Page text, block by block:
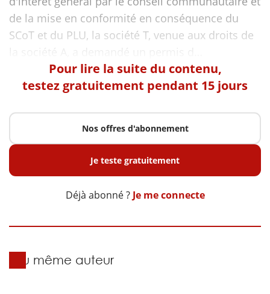
de la mise en conformité en conséquence du
SCoT et du PLU, la société T, venue aux droits de
Pour lire la suite du contenu,
testez gratuitement pendant 15 jours
Nos offres d'abonnement
Je teste gratuitement
Déjà abonné ? Je me connecte
Du même auteur